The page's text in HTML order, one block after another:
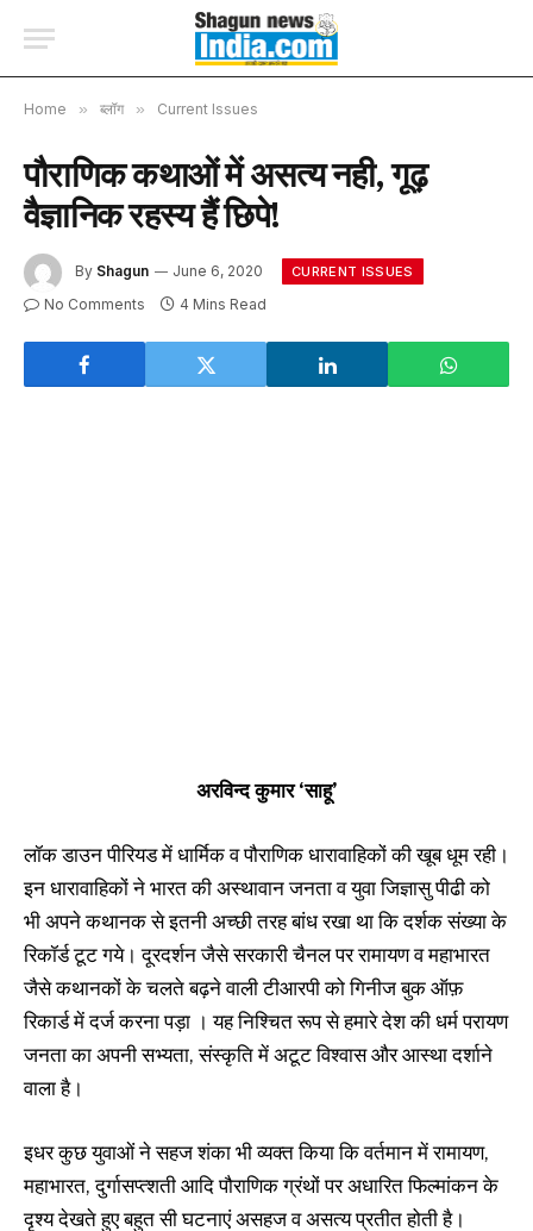
Home » ब्लॉग » Current Issues
पौराणिक कथाओं में असत्य नही, गूढ़
वैज्ञानिक रहस्य हैं छिपे!
By Shagun June 6, 2020 CURRENT ISSUES
No Comments 4 Mins Read
अरविन्द कुमार ‘साहू’
लॉक डाउन पीरियड में धार्मिक व पौराणिक धारावाहिकों की खूब धूम रही।
इन धारावाहिकों ने भारत की अस्थावान जनता व युवा जिज्ञासु पीढी को
भी अपने कथानक से इतनी अच्छी तरह बांध रखा था कि दर्शक संख्या के
रिकॉर्ड टूट गये। दूरदर्शन जैसे सरकारी चैनल पर रामायण व महाभारत
जैसे कथानकों के चलते बढ़ने वाली टीआरपी को गिनीज बुक ऑफ़
रिकार्ड में दर्ज करना पड़ा । यह निश्चित रूप से हमारे देश की धर्म परायण
जनता का अपनी सभ्यता, संस्कृति में अटूट विश्वास और आस्था दर्शाने
वाला है।
इधर कुछ युवाओं ने सहज शंका भी व्यक्त किया कि वर्तमान में रामायण,
महाभारत, दुर्गासप्त्शती आदि पौराणिक ग्रंथों पर अधारित फिल्मांकन के
दृश्य देखते हुए बहुत सी घटनाएं असहज व असत्य प्रतीत होती है।